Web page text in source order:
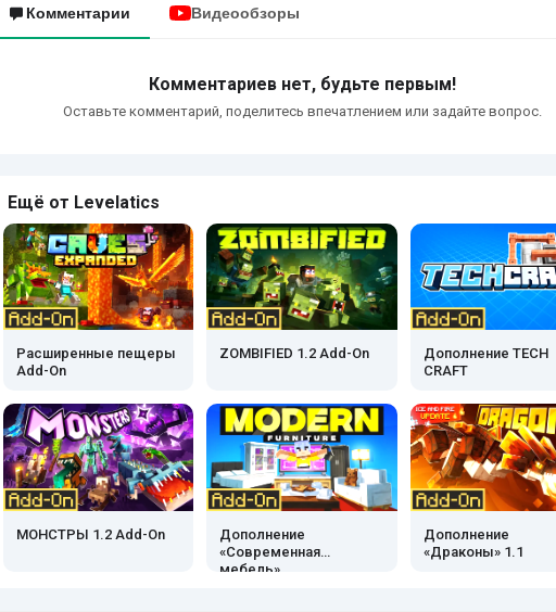
Комментарии Видеообзоры
Комментариев нет, будьте первым!
Оставьте комментарий, поделитесь впечатлением или задайте вопрос.
Ещё от Levelatics
Расширенные пещеры
Add-On
ZOMBIFIED 1.2 Add-On
Дополнение TECH
CRAFT
МОНСТРЫ 1.2 Add-On
Дополнение
«Современная
мебель»
Дополнение
«Драконы» 1.1